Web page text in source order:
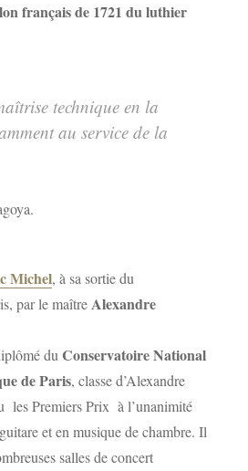
français de 1721 du luthier
technique en la
au service de la
Michel, à sa sortie du
par le maîtreAlexandre
duConservatoire National
de Paris, classe d’Alexandre
les Premiers Prix à l’unanimité
et en musique de chambre. Il
salles de concert